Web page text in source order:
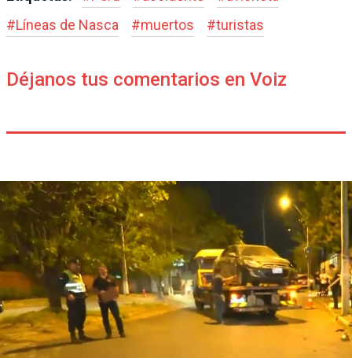
#Líneas de Nasca #muertos #turistas
Déjanos tus comentarios en Voiz